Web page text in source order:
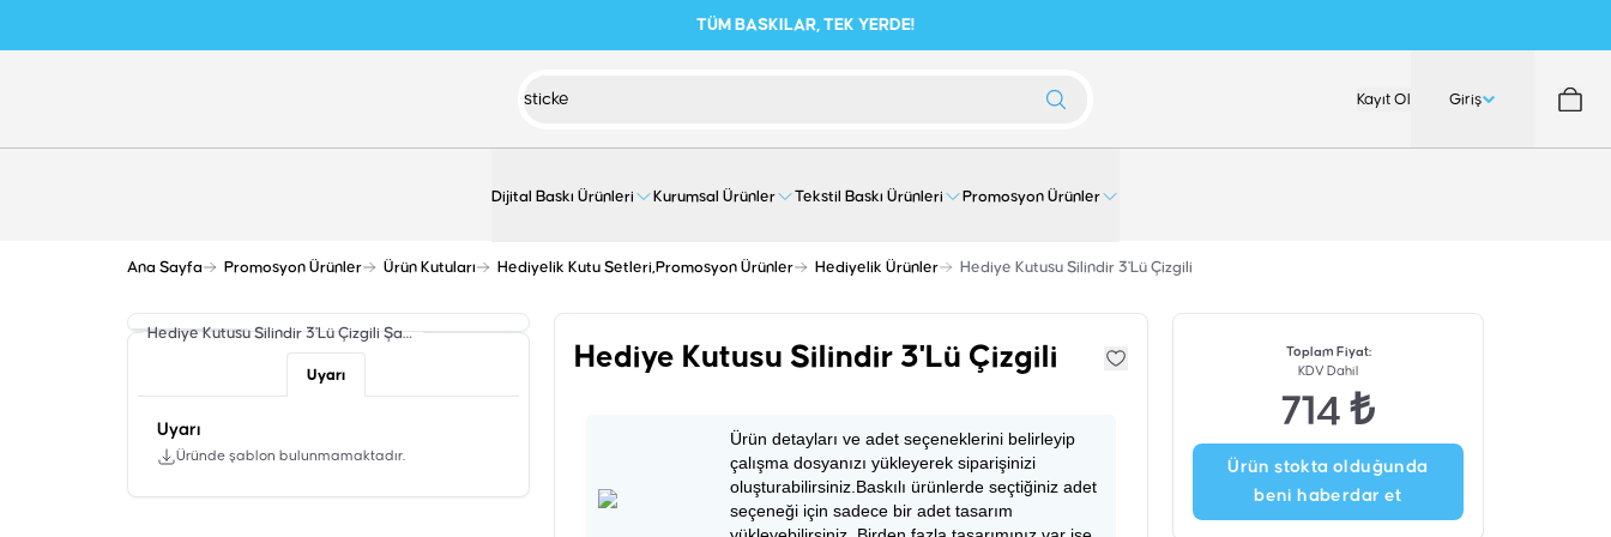
TÜM BASKILAR, TEK YERDE!
Kayıt Ol Giriş
Dijital Baskı Ürünleri Kurumsal Ürünler Tekstil Baskı Ürünleri Promosyon Ürünler
Ana Sayfa Promosyon Ürünler Ürün Kutuları Hediyelik Kutu Setleri,Promosyon Ürünler Hediyelik Ürünler Hediye Kutusu Silindir 3'Lü Çizgili
Hediye Kutusu Silindir 3'Lü Çizgili Şablon
Uyarı
Uyarı
Üründe şablon bulunmamaktadır.
Hediye Kutusu Silindir 3'Lü Çizgili
Ürün detayları ve adet seçeneklerini belirleyip
çalışma dosyanızı yükleyerek siparişinizi
oluşturabilirsiniz.Baskılı ürünlerde seçtiğiniz adet
seçeneği için sadece bir adet tasarım
Toplam Fiyat:
KDV Dahil
714 ₺
Ürün stokta olduğunda
beni haberdar et